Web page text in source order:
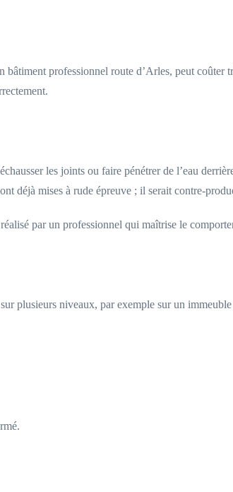
professionnel route d’Arles, peut coûter
les joints ou faire pénétrer de l’eau
déjà mises à rude épreuve ; il serait contre-
par un professionnel qui maîtrise le
plusieurs niveaux, par exemple sur un